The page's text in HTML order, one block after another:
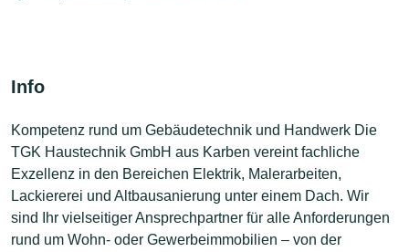
Info
Kompetenz rund um Gebäudetechnik und Handwerk Die
TGK Haustechnik GmbH aus Karben vereint fachliche
Exzellenz in den Bereichen Elektrik, Malerarbeiten,
Lackiererei und Altbausanierung unter einem Dach. Wir
sind Ihr vielseitiger Ansprechpartner für alle Anforderungen
rund um Wohn- oder Gewerbeimmobilien – von der